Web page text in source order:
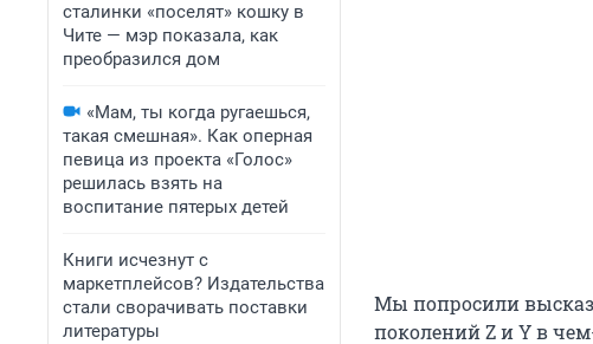
сталинки «поселят» кошку в
Чите — мэр показала, как
преобразился дом
«Мам, ты когда ругаешься,
такая смешная». Как оперная
певица из проекта «Голос»
решилась взять на
воспитание пятерых детей
Книги исчезнут с
маркетплейсов? Издательства
стали сворачивать поставки
литературы
Мы попросили
поколений Z и Y в